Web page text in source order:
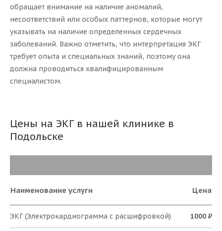
обращает внимание на наличие аномалий,
несоответствий или особых паттернов, которые могут
указывать на наличие определенных сердечных
заболеваний. Важно отметить, что интерпретация ЭКГ
требует опыта и специальных знаний, поэтому она
должна проводиться квалифицированным
специалистом.
Цены на ЭКГ в нашей клинике в
Подольске
Наименование услуги Цена
ЭКГ (Электрокардиограмма с расшифровкой) 1000 ₽